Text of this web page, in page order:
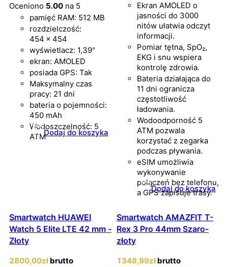
Oceniono 5.00 na 5
pamięć RAM: 512 MB
rozdzielczość:
454 × 454
wyświetlacz: 1,39"
ekran: AMOLED
posiada GPS: Tak
Maksymalny czas
pracy: 21 dni
bateria o pojemności:
450 mAh
Wodoszczelność: 5
ATMDodaj do koszyka
Ekran AMOLED o
jasności do 3000
nitów ułatwia odczyt
informacji.
Pomiar tętna, SpO₂,
EKG i snu wspiera
kontrolę zdrowia.
Bateria działająca do
11 dni ogranicza
częstotliwość
ładowania.
Wodoodporność 5
ATM pozwala
korzystać z zegarka
podczas pływania.
eSIM umożliwia
wykonywanie
połączeń bez telefonu,
a GPS zapisuje trasy.
Dodaj do koszyka
Smartwatch HUAWEI
Watch 5 Elite LTE 42 mm -
Złoty
2800,00zł brutto
Smartwatch AMAZFIT T-
Rex 3 Pro 44mm Szaro-
złoty
1348,99zł brutto